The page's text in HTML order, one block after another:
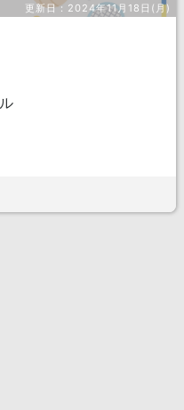
更新日： 2024年11月18日(月)